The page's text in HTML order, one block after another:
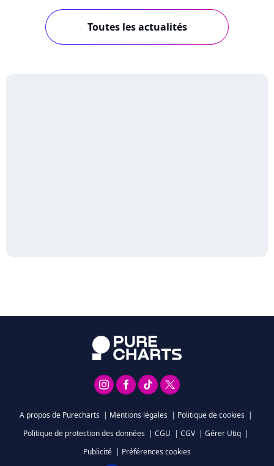
Toutes les actualités
A propos de Purecharts | Mentions légales | Politique de cookies |
Politique de protection des données | CGU | CGV | Gérer Utiq |
Publicité | Préférences cookies